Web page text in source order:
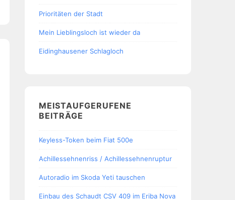
Prioritäten der Stadt
Mein Lieblingsloch ist wieder da
Eidinghausener Schlagloch
MEISTAUFGERUFENE
BEITRÄGE
Keyless-Token beim Fiat 500e
Achillessehnenriss / Achillessehnenruptur
Autoradio im Skoda Yeti tauschen
Einbau des Schaudt CSV 409 im Eriba Nova